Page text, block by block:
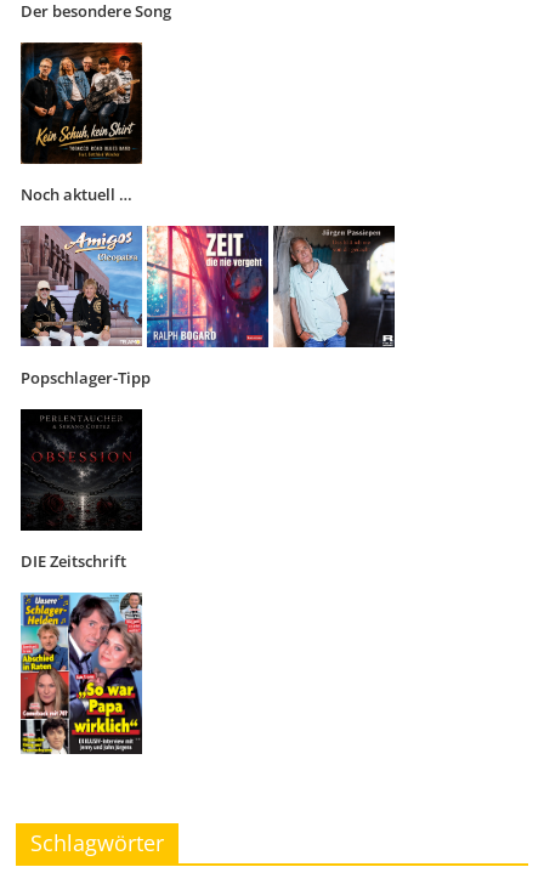
Der besondere Song
Noch aktuell …
Popschlager-Tipp
DIE Zeitschrift
Schlagwörter